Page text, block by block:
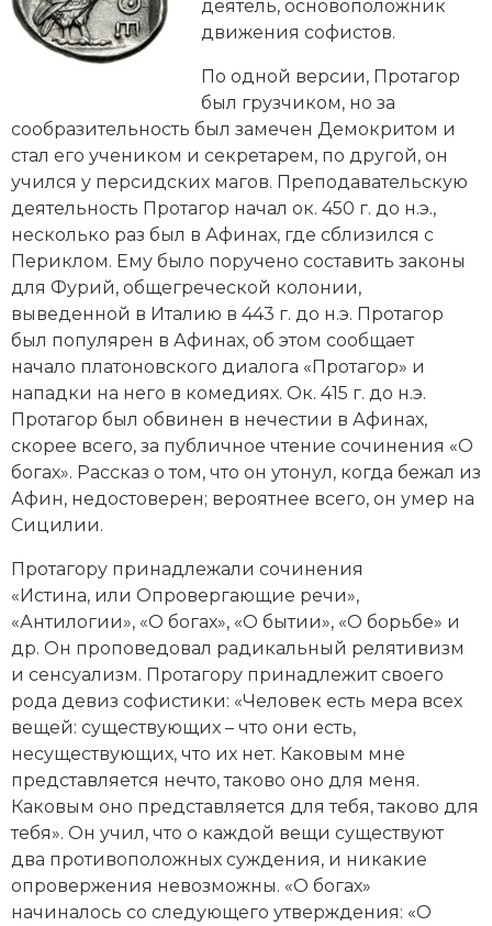
Генеалогия, геральдика
Государство и право
Империи
Историческая география и топонимика
История материальной и духовной культуры
История международных отношений
История, философия, теория и методология
исторического знания
Итория международных отношений
Латинская Америка
Новейшая история
Образование
Общественные объединения и организации
Политическая история
Революции и народные движения
Религия и церковь
деятель, основоположник
движения софистов.
По одной версии, Протагор
был грузчиком, но за
сообразительность был замечен Демокритом и
стал его учеником и секретарем, по другой, он
учился у персидских магов. Преподавательскую
деятельность Протагор начал ок. 450 г. до н.э.,
несколько раз был в Афинах, где сблизился с
Периклом. Ему было поручено составить законы
для Фурий, общегреческой колонии,
выведенной в Италию в 443 г. до н.э. Протагор
был популярен в Афинах, об этом сообщает
начало платоновского диалога «Протагор» и
нападки на него в комедиях. Ок. 415 г. до н.э.
Протагор был обвинен в нечестии в Афинах,
скорее всего, за публичное чтение сочинения «О
богах». Рассказ о том, что он утонул, когда бежал из
Афин, недостоверен; вероятнее всего, он умер на
Сицилии.
Протагору принадлежали сочинения
«Истина, или Опровергающие речи»,
«Антилогии», «О богах», «О бытии», «О борьбе» и
др. Он проповедовал радикальный релятивизм
и сенсуализм. Протагору принадлежит своего
рода девиз софистики: «Человек есть мера всех
вещей: существующих – что они есть,
несуществующих, что их нет. Каковым мне
представляется нечто, таково оно для меня.
Каковым оно представляется для тебя, таково для
тебя». Он учил, что о каждой вещи существуют
два противоположных суждения, и никакие
опровержения невозможны. «О богах»
начиналось со следующего утверждения: «О